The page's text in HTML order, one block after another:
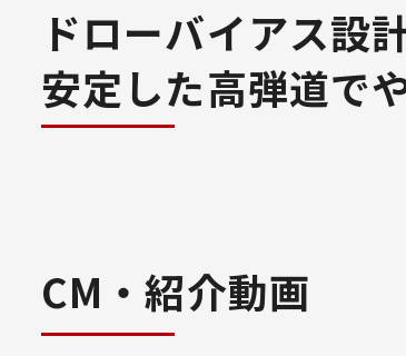
ドローバイアス設
安定した高弾道で
CM・紹介動画